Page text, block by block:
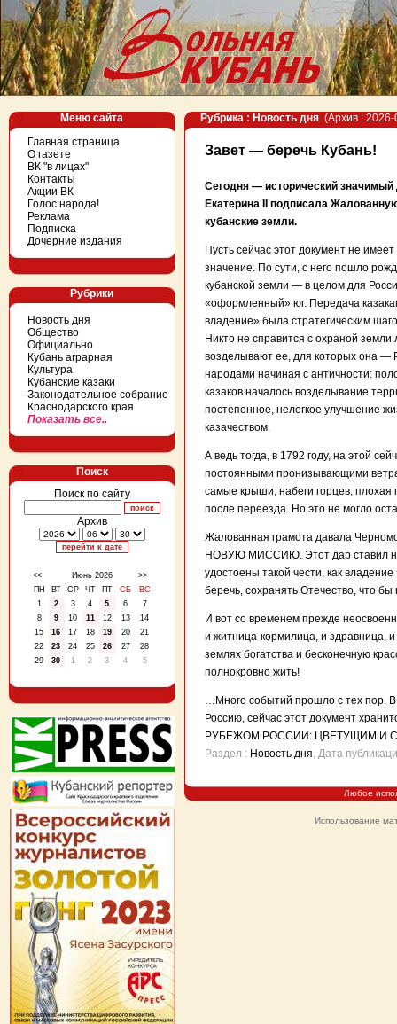
Меню сайта
Главная страница
О газете
ВК "в лицах"
Контакты
Акции ВК
Голос народа!
Реклама
Подписка
Дочерние издания
Рубрики
Новость дня
Общество
Официально
Кубань аграрная
Культура
Кубанские казаки
Законодательное собрание
Краснодарского края
Показать все..
Поиск
Поиск по сайту
Архив
<< Июнь 2026
>>
ПН
ВТ СР ЧТ ПТ СБ
ВС
1
2 3 4 5 6
7
8
9 10 11 12 13
14
15
16 17 18 19 20
21
22
23 24 25 26 27
28
29
30 1 2 3 4 5
Рубрика : Новость дня (Архив :
Завет — беречь Кубань!
Сегодня — исторический значимый
Екатерина II подписала
кубанские земли.
Пусть сейчас этот документ не
значение. По сути, с него пошло
кубанской земли — в целом для
«оформленный» юг. Передача
владение» была стратегическим
Никто не справится с охраной
возделывают ее, для которых она —
народами начиная с античности:
казаков началось возделывание
постепенное, нелегкое улучшение
казачеством.
А ведь тогда, в 1792 году, на этой
постоянными пронизывающими
самые крыши, набеги горцев, плохая
после переезда. Но это не могло
Жалованная грамота давала
НОВУЮ МИССИЮ. Этот дар ставил
удостоены такой чести, как
беречь, сохранять Отечество, что бы
И вот со временем прежде
и житница-кормилица, и здравница,
землях богатства и бесконечную
полнокровно жить!
…Много событий прошло с тех пор. В
Россию, сейчас этот документ
РУБЕЖОМ РОССИИ: ЦВЕТУЩИМ И
Раздел : Новость дня, Дата
Любое
Использование